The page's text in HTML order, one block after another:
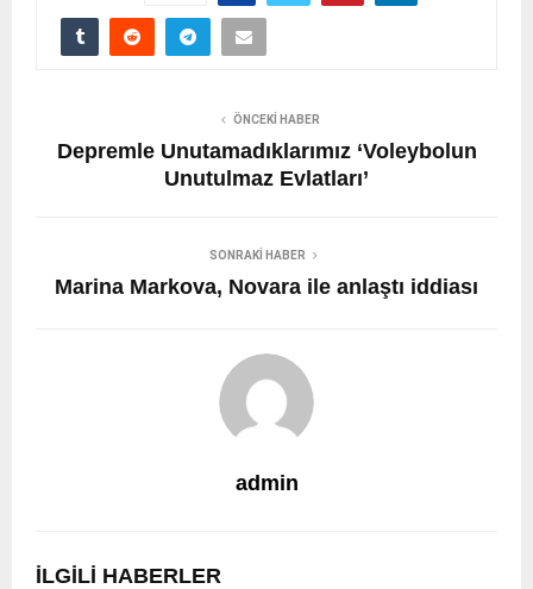
ÖNCEKI HABER
Depremle Unutamadıklarımız ‘Voleybolun
Unutulmaz Evlatları’
SONRAKI HABER
Marina Markova, Novara ile anlaştı iddiası
admin
İLGILI HABERLER